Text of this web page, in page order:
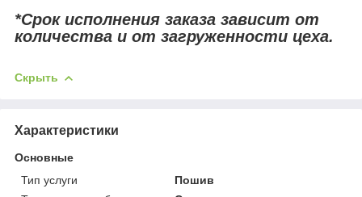
*Срок исполнения заказа зависит от
количества и от загруженности цеха.
Скрыть
Характеристики
Основные
Тип услуги
Пошив